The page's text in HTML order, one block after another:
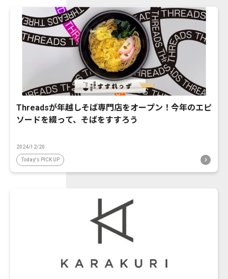
Threadsが年越しそば専門店をオープン！今年のエピ
ソードを綴って、そばをすすろう
2024/12/20
Today's PICK UP